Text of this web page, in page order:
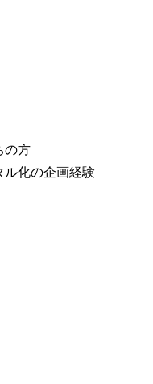
の方
ル化の企画経験